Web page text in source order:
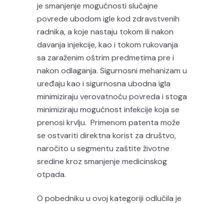
je smanjenje mogućnosti slučajne
povrede ubodom igle kod zdravstvenih
radnika, a koje nastaju tokom ili nakon
davanja injekcije, kao i tokom rukovanja
sa zaraženim oštrim predmetima pre i
nakon odlaganja. Sigurnosni mehanizam u
uređaju kao i sigurnosna ubodna igla
minimiziraju verovatnoću povreda i stoga
minimiziraju mogućnost infekcije koja se
prenosi krvlju. Primenom patenta može
se ostvariti direktna korist za društvo,
naročito u segmentu zaštite životne
sredine kroz smanjenje medicinskog
otpada.
O pobedniku u ovoj kategoriji odlučila je